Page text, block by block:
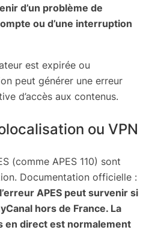
d’un problème de
ou d’une interruption
est expirée ou
peut générer une erreur
d’accès aux contenus.
ou VPN
(comme APES 110) sont
Documentation officielle :
APES peut survenir si
hors de France. La
en direct est normalement